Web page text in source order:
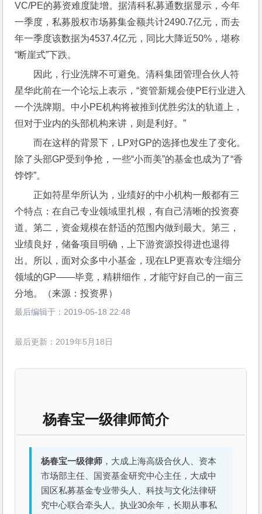
VC/PE的募资难度陡增。据清科私募通数据显示，今年
一季度，私募股权市场募集金额共计2490.7亿元，而去
年一季度该数据为4537.4亿元，同比大降近50%，堪称
“断崖式”下跌。
因此，行业洗牌不可避免。清科集团管理合伙人符
星华此前在一个论坛上表示，“资管新规会使PE行业进入
一个洗牌期。中小PE机构将被推到优胜劣汰的轨道上，
但对于业内的头部机构来讲，则是利好。”
而在这样的背景下，LP对GP的选择也发生了变化。
除了头部GP受到争抢，一些“小而美”的基金也成为了“香
饽饽”。
正如符星华所认为，业绩好的中小机构一般都有三
个特点：在自己专业领域里扎根，有自己清晰的投资赛
道。第二，资金规模在舒适的范围内做到最大。第三，
业绩良好，储备项目明确，上下游资源投得进也退得
出。所以，面对众多中小基金，现在LP更喜欢专注细分
领域的GP——毕竟，精耕细作，才能守好自己的一亩三
分地。（来源：投资界）
最后编辑于： 2019-05-18 22:48
最后更新：2019年5月18日
杨春宝一级律师简介
杨春宝一级律师 ，大成上海高级合伙人、资本
市场部主任、国资基金研究中心主任，大成中
国区私募基金专业带头人、科技与文化法律研
究中心联合牵头人。执业30余年，长期从事私